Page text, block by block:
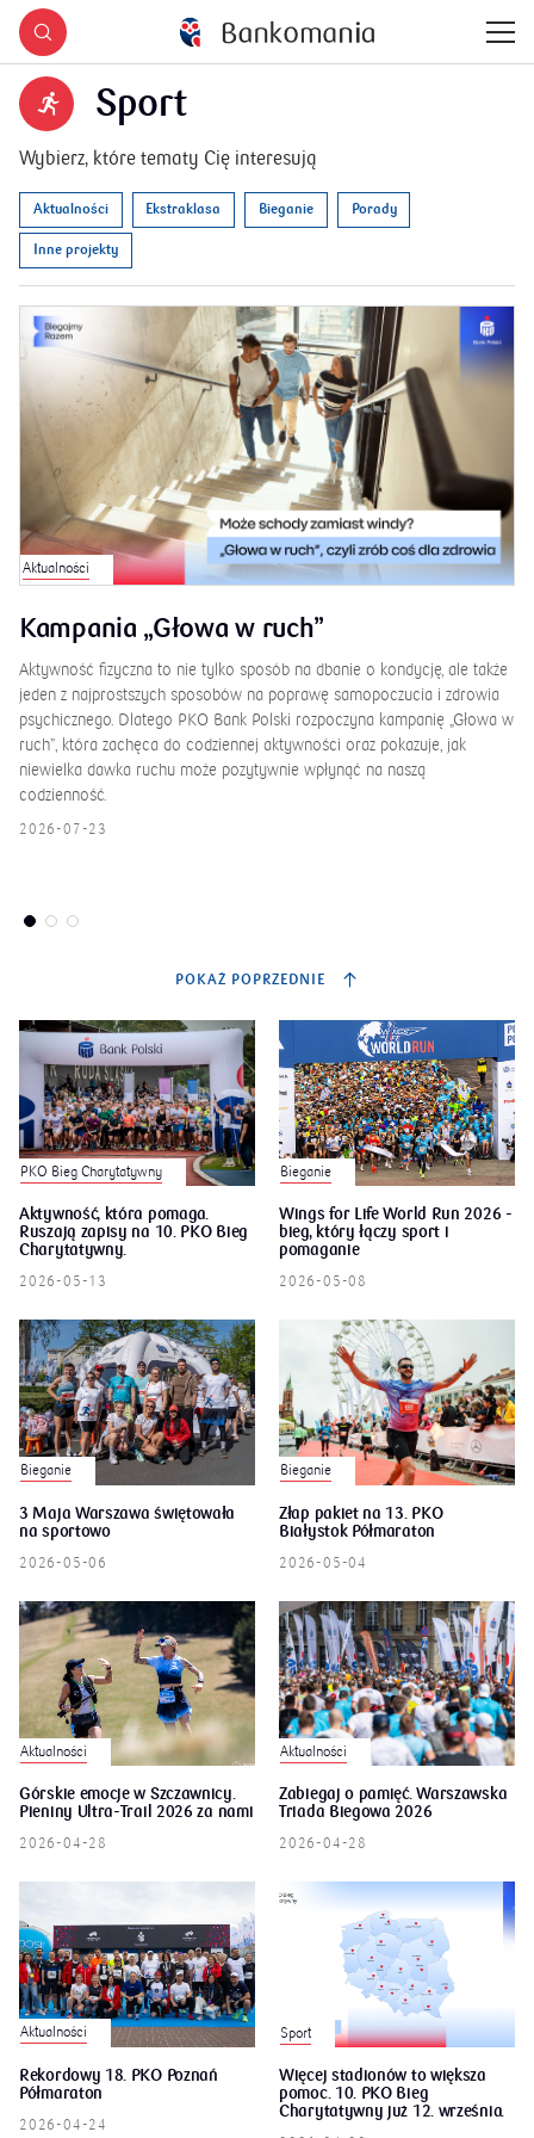
Sport
Wybierz, które tematy Cię interesują
Aktualności Ekstraklasa Bieganie Porady
Inne projekty
Aktualności
Kampania „Głowa w ruch”
Aktywność fizyczna to nie tylko sposób na dbanie o kondycję, ale także
jeden z najprostszych sposobów na poprawę samopoczucia i zdrowia
psychicznego. Dlatego PKO Bank Polski rozpoczyna kampanię „Głowa w
ruch”, która zachęca do codziennej aktywności oraz pokazuje, jak
niewielka dawka ruchu może pozytywnie wpłynąć na naszą
codzienność.
2026-07-23
POKAŻ POPRZEDNIE
PKO Bieg Charytatywny
Aktywność, która pomaga.
Ruszają zapisy na 10. PKO Bieg
Charytatywny.
2026-05-13
Bieganie
Wings for Life World Run 2026 -
bieg, który łączy sport i
pomaganie
2026-05-08
Bieganie
3 Maja Warszawa świętowała
na sportowo
2026-05-06
Bieganie
Złap pakiet na 13. PKO
Białystok Półmaraton
2026-05-04
Aktualności
Górskie emocje w Szczawnicy.
Pieniny Ultra-Trail 2026 za nami
2026-04-28
Aktualności
Zabiegaj o pamięć. Warszawska
Triada Biegowa 2026
2026-04-28
Aktualności
Rekordowy 18. PKO Poznań
Półmaraton
2026-04-24
Sport
Więcej stadionów to większa
pomoc. 10. PKO Bieg
Charytatywny już 12. września.